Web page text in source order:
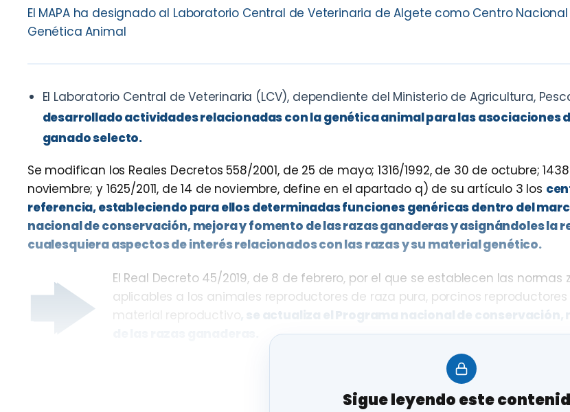
El MAPA ha designado al Laboratorio Central de Veterinaria de Algete como Centro
Genética Animal
El Laboratorio Central de Veterinaria (LCV), dependiente del Ministerio de Agricultura,
desarrollado actividades relacionadas con la genética animal para las asociaciones
ganado selecto.
Se modifican los Reales Decretos 558/2001, de 25 de mayo; 1316/1992, de 30 de octubre;
noviembre; y 1625/2011, de 14 de noviembre, define en el apartado q) de su artículo 3 los
referencia, estableciendo para ellos determinadas funciones genéricas dentro del
nacional de conservación, mejora y fomento de las razas ganaderas y asignándoles la
cualesquiera aspectos de interés relacionados con las razas y su material genético.
El Real Decreto 45/2019, de 8 de febrero, por el que se establecen las normas
aplicables a los animales reproductores de raza pura, porcinos reproductores
material reproductivo
, se actualiza el Programa nacional de conservación,
el Ministerio de Agricultura, Pesca y
designar un Centro Nacional de Referencia de Genética Animal cuyo fin será el de
para verificación de la identidad, intervenciones sobre el genoma
Sigue leyendo este